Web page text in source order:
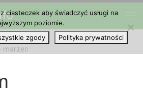
marzec
ciasteczek aby świadczyć usługi na
poziomie.
zgody Polityka prywatności